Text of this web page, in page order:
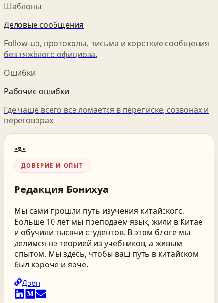
Шаблоны
Деловые сообщения
Follow-up, протоколы, письма и короткие сообщения
без тяжёлого официоза.
Ошибки
Рабочие ошибки
Где чаще всего всё ломается в переписке, созвонах и
переговорах.
groups
ДОВЕРИЕ И ОПЫТ
Редакция Бонихуа
Мы сами прошли путь изучения китайского.
Больше 10 лет мы преподаём язык, жили в Китае
и обучили тысячи студентов. В этом блоге мы
делимся не теорией из учебников, а живым
опытом. Мы здесь, чтобы ваш путь в китайском
был короче и ярче.
Дзен